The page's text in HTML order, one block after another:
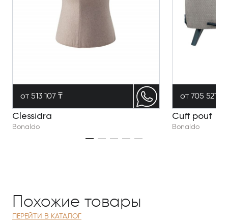
от 513 107 ₸
Clessidra
Bonaldo
от 705 521 ₸
Cuff pouf
Bonaldo
Похожие товары
ПЕРЕЙТИ В КАТАЛОГ